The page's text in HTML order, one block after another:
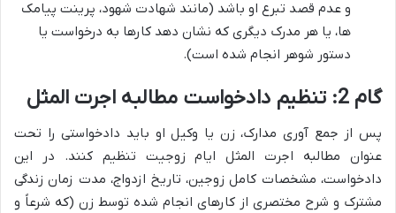
و عدم قصد تبرع او باشد (مانند شهادت شهود، پرینت پیامک
ها، یا هر مدرک دیگری که نشان دهد کارها به درخواست یا
دستور شوهر انجام شده است).
گام 2: تنظیم دادخواست مطالبه اجرت المثل
پس از جمع آوری مدارک، زن یا وکیل او باید دادخواستی را تحت
عنوان مطالبه اجرت المثل ایام زوجیت تنظیم کنند. در این
دادخواست، مشخصات کامل زوجین، تاریخ ازدواج، مدت زمان زندگی
مشترک و شرح مختصری از کارهای انجام شده توسط زن (که شرعاً و